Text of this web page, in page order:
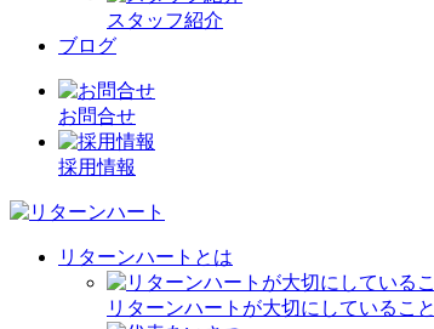
スタッフ紹介
ブログ
お問合せ
採用情報
リターンハートとは
リターンハートが大切にしていること